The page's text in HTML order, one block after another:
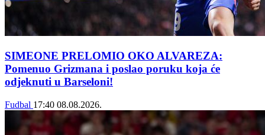
SIMEONE PRELOMIO OKO ALVAREZA:
Pomenuo Grizmana i poslao poruku koja će
odjeknuti u Barseloni!
Fudbal 17:40 08.08.2026.